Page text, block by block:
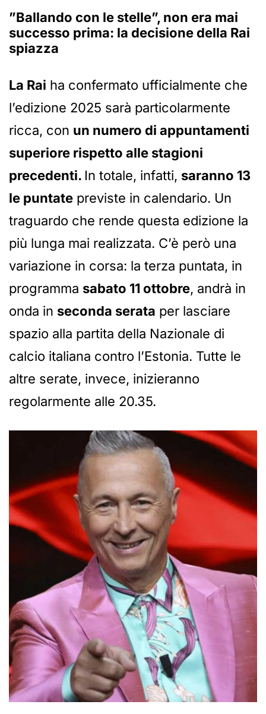
”Ballando con le stelle”, non era mai
successo prima: la decisione della Rai
spiazza
La Rai ha confermato ufficialmente che
l’edizione 2025 sarà particolarmente
ricca, con un numero di appuntamenti
superiore rispetto alle stagioni
precedenti. In totale, infatti, saranno 13
le puntate previste in calendario. Un
traguardo che rende questa edizione la
più lunga mai realizzata. C’è però una
variazione in corsa: la terza puntata, in
programma sabato 11 ottobre, andrà in
onda in seconda serata per lasciare
spazio alla partita della Nazionale di
calcio italiana contro l’Estonia. Tutte le
altre serate, invece, inizieranno
regolarmente alle 20.35.